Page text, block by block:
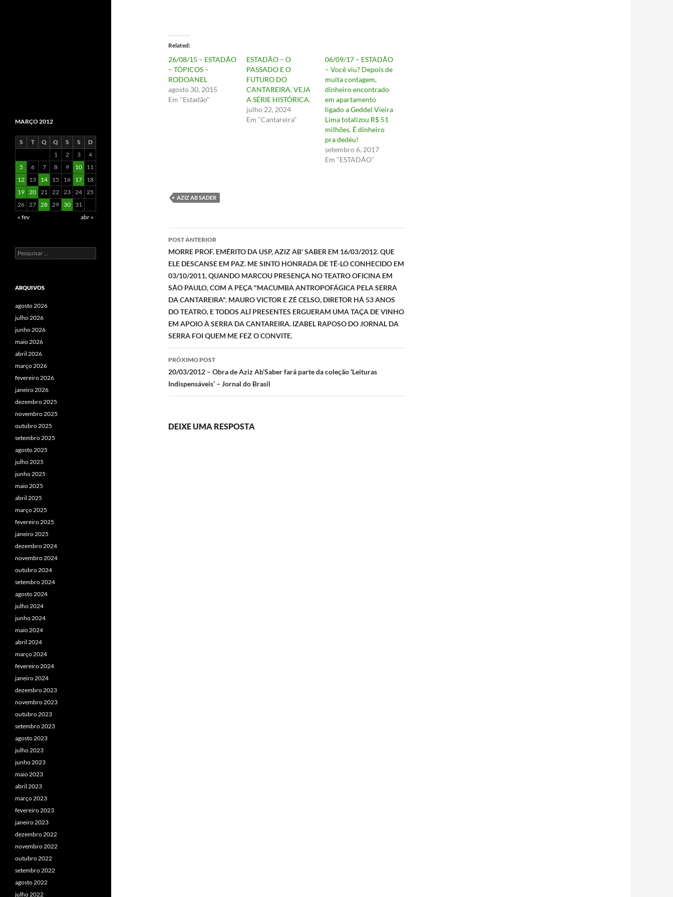
Related
26/08/15 – ESTADÃO
– TÓPICOS –
RODOANEL
agosto 30, 2015
Em "Estadão"
ESTADÃO – O
PASSADO E O
FUTURO DO
CANTAREIRA. VEJA
A SÉRIE HISTÓRICA.
julho 22, 2024
Em "Cantareira"
06/09/17 – ESTADÃO
– Você viu? Depois de
muita contagem,
dinheiro encontrado
em apartamento
ligado a Geddel Vieira
Lima totalizou R$ 51
milhões. É dinheiro
pra dedéu!
setembro 6, 2017
Em "ESTADÃO"
AZIZ AB SADER
Navegação
de
posts
POST ANTERIOR
MORRE PROF. EMÉRITO DA USP, AZIZ AB' SABER EM 16/03/2012. QUE
ELE DESCANSE EM PAZ. ME SINTO HONRADA DE TÊ-LO CONHECIDO EM
03/10/2011, QUANDO MARCOU PRESENÇA NO TEATRO OFICINA EM
SÃO PAULO, COM A PEÇA "MACUMBA ANTROPOFÁGICA PELA SERRA
DA CANTAREIRA". MAURO VICTOR E ZÉ CELSO, DIRETOR HÁ 53 ANOS
DO TEATRO, E TODOS ALÍ PRESENTES ERGUERAM UMA TAÇA DE VINHO
EM APOIO À SERRA DA CANTAREIRA. IZABEL RAPOSO DO JORNAL DA
SERRA FOI QUEM ME FEZ O CONVITE.
PRÓXIMO POST
20/03/2012 – Obra de Aziz Ab’Saber fará parte da coleção ‘Leituras
Indispensáveis’ – Jornal do Brasil
DEIXE UMA RESPOSTA
MARÇO 2012
S T Q Q S S
D
1
2 3
4
5
6 7 8 9 10
11
12
13 14 15 16 17
18
19 20 21 22 23 24 25
26 27 28 29 30
31
« fev
abr »
Pesquisar
por:
ARQUIVOS
agosto 2026
julho 2026
junho 2026
maio 2026
abril 2026
março 2026
fevereiro 2026
janeiro 2026
dezembro 2025
novembro 2025
outubro 2025
setembro 2025
agosto 2025
julho 2025
junho 2025
maio 2025
abril 2025
março 2025
fevereiro 2025
janeiro 2025
dezembro 2024
novembro 2024
outubro 2024
setembro 2024
agosto 2024
julho 2024
junho 2024
maio 2024
abril 2024
março 2024
fevereiro 2024
janeiro 2024
dezembro 2023
novembro 2023
outubro 2023
setembro 2023
agosto 2023
julho 2023
junho 2023
maio 2023
abril 2023
março 2023
fevereiro 2023
janeiro 2023
dezembro 2022
novembro 2022
outubro 2022
setembro 2022
agosto 2022
julho 2022